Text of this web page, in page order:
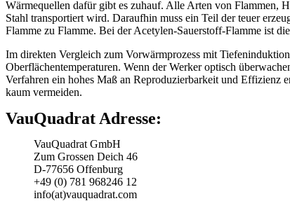
Wärmequellen dafür gibt es zuhauf. Alle Arten von Flammen,
Stahl transportiert wird. Daraufhin muss ein Teil der teuer
Flamme zu Flamme. Bei der Acetylen-Sauerstoff-Flamme ist
Im direkten Vergleich zum Vorwärmprozess mit
Oberflächentemperaturen. Wenn der Werker optisch
Verfahren ein hohes Maß an Reproduzierbarkeit und Effizienz
kaum vermeiden.
VauQuadrat Adresse:
VauQuadrat GmbH
Zum Grossen Deich 46
D-77656 Offenburg
+49 (0) 781 968246 12
info(at)vauquadrat.com